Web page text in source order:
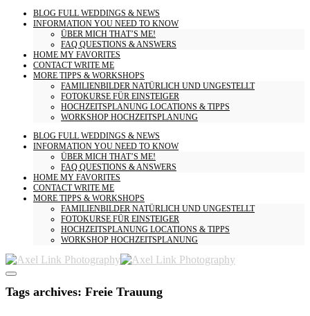
BLOG FULL WEDDINGS & NEWS
INFORMATION YOU NEED TO KNOW
ÜBER MICH THAT’S ME!
FAQ QUESTIONS & ANSWERS
HOME MY FAVORITES
CONTACTWRITE ME
MORE TIPPS & WORKSHOPS
FAMILIENBILDER NATÜRLICH UND UNGESTELLT
FOTOKURSE FÜR EINSTEIGER
HOCHZEITSPLANUNG LOCATIONS & TIPPS
WORKSHOP HOCHZEITSPLANUNG
BLOG FULL WEDDINGS & NEWS
INFORMATION YOU NEED TO KNOW
ÜBER MICH THAT’S ME!
FAQ QUESTIONS & ANSWERS
HOME MY FAVORITES
CONTACTWRITE ME
MORE TIPPS & WORKSHOPS
FAMILIENBILDER NATÜRLICH UND UNGESTELLT
FOTOKURSE FÜR EINSTEIGER
HOCHZEITSPLANUNG LOCATIONS & TIPPS
WORKSHOP HOCHZEITSPLANUNG
Tags archives: Freie Trauung